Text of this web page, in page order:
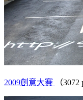
2009創意大賽 （